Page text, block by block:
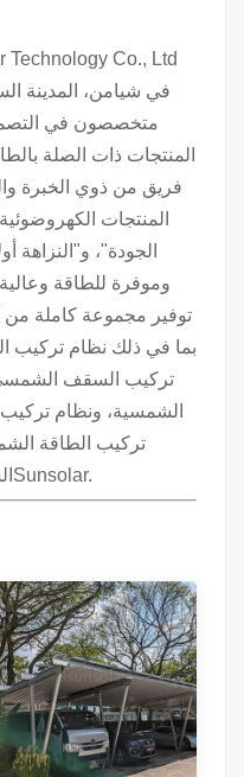
في شيامن، المدينة
متخصصون في
المنتجات ذات الصلة
فريق من ذوي الخبرة
المنتجات
الجودة"، و"النزاهة
وموفرة للطاقة
توفير مجموعة كاملة من
بما في ذلك نظام تركيب
تركيب السقف
الشمسية، ونظام
تركيب الطاقة
الشمسي وما إلى ذلك، بواسطة 9Sunsolar.